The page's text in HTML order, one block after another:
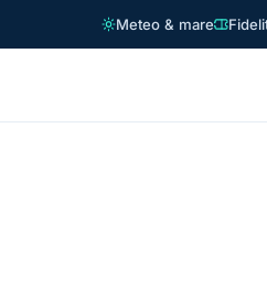
Meteo & mare